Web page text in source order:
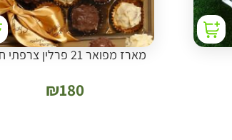
מארז מפואר 21 פרלין צרפתי חלבי
₪180